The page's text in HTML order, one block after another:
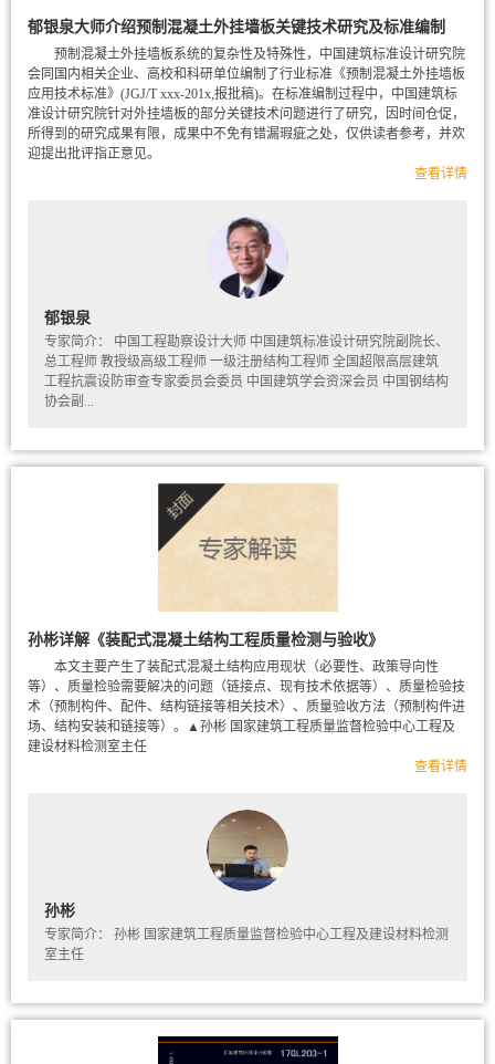
郁银泉大师介绍预制混凝土外挂墙板关键技术研究及标准编制
预制混凝土外挂墙板系统的复杂性及特殊性，中国建筑标准设计研究院
会同国内相关企业、高校和科研单位编制了行业标准《预制混凝土外挂墙板
应用技术标准》(JGJ/T xxx-201x,报批稿)。在标准编制过程中，中国建筑标
准设计研究院针对外挂墙板的部分关键技术问题进行了研究，因时间仓促，
所得到的研究成果有限，成果中不免有错漏瑕疵之处，仅供读者参考，并欢
迎提出批评指正意见。
查看详情
郁银泉
专家简介： 中国工程勘察设计大师 中国建筑标准设计研究院副院长、
总工程师 教授级高级工程师 一级注册结构工程师 全国超限高层建筑
工程抗震设防审查专家委员会委员 中国建筑学会资深会员 中国钢结构
协会副...
孙彬详解《装配式混凝土结构工程质量检测与验收》
本文主要产生了装配式混凝土结构应用现状（必要性、政策导向性
等）、质量检验需要解决的问题（链接点、现有技术依据等）、质量检验技
术（预制构件、配件、结构链接等相关技术）、质量验收方法（预制构件进
场、结构安装和链接等）。▲孙彬 国家建筑工程质量监督检验中心工程及
建设材料检测室主任
查看详情
孙彬
专家简介： 孙彬 国家建筑工程质量监督检验中心工程及建设材料检测
室主任